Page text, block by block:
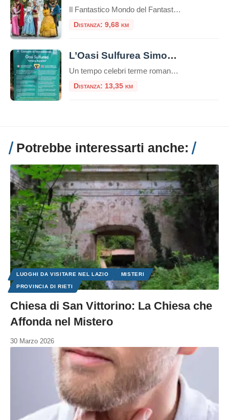
Il Fantastico Mondo del Fantastico è un parco a tema situato nel suggestivo Castello di Lunghezza, alle porte di Roma. Questo parco offre un’esperienza immersiva nel mondo della fantasia, ideale per famiglie e appassionati di storie senza tempo.​ All’interno del parco, i visitatori possono assistere a spettacoli dal vivo che riportano in vita personaggi leggendari, […]
Distanza: 9,68 km
L’Oasi Sulfurea Simone Agostini
Un tempo celebri terme romane, oggi un sito naturalistico rigenerato e dedicato a un giovane scout. L’Oasi Sulfurea Simone Agostini è un angolo di pace e storia alle porte di Roma, un luogo dove il benessere della natura si fonde con il ricordo. Nascosta tra le colline della Sabina, nel comune di Montelibretti, si trova […]
Distanza: 13,35 km
Potrebbe interessarti anche:
LUOGHI DA VISITARE NEL LAZIO MISTERI
PROVINCIA DI RIETI
Chiesa di San Vittorino: La Chiesa che
Affonda nel Mistero
30 Marzo 2026